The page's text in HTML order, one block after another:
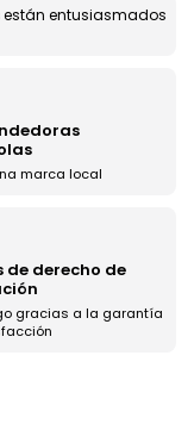
están entusiasmados
marca local
de derecho de
gracias a la garantía